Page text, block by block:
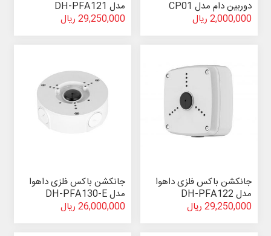
دوربین دام مدل CP01
2,000,000 ریال
مدل DH-PFA121
29,250,000 ریال
جانکشن باکس فلزی داهوا
مدل DH-PFA122
29,250,000 ریال
جانکشن باکس فلزی داهوا
مدل DH-PFA130-E
26,000,000 ریال